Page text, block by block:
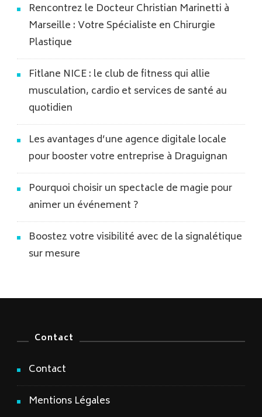
Rencontrez le Docteur Christian Marinetti à
Marseille : Votre Spécialiste en Chirurgie
Plastique
Fitlane NICE : le club de fitness qui allie
musculation, cardio et services de santé au
quotidien
Les avantages d’une agence digitale locale
pour booster votre entreprise à Draguignan
Pourquoi choisir un spectacle de magie pour
animer un événement ?
Boostez votre visibilité avec de la signalétique
sur mesure
Contact
Contact
Mentions Légales